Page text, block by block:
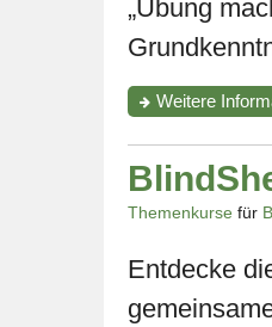
„Übung
Weitere
Themenkurse für
Entdecke